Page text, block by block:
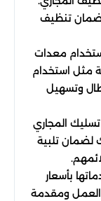
لضمان تنظيف
معدات
مثل استخدام
وتسهيل
المجاري
لضمان تلبية
بأسعار
العمل ومقدمة